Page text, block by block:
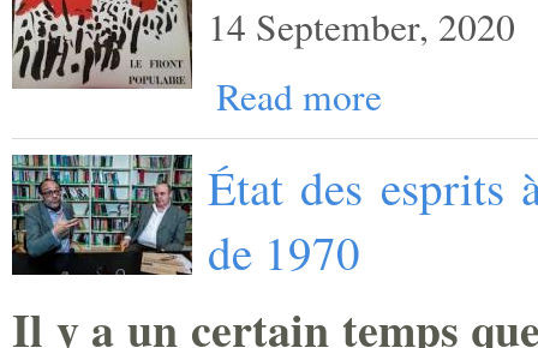
14 September, 2020
Read more
État des esprits
de 1970
Il y a un certain temps